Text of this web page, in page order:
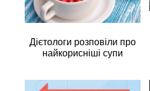
Дієтологи розповіли про
найкорисніші супи